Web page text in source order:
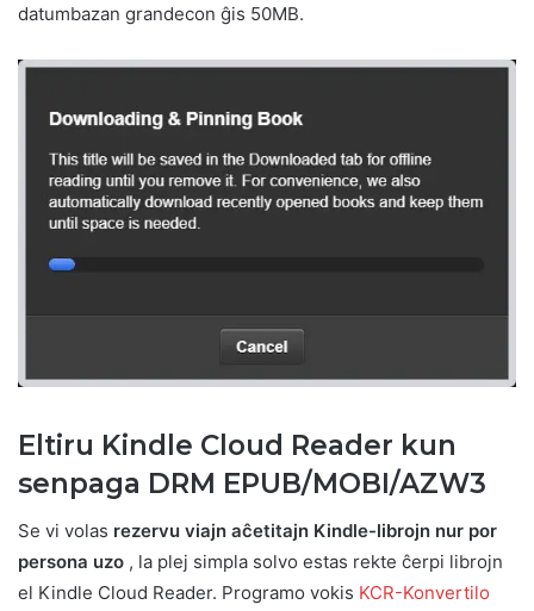
datumbazan grandecon ĝis 50MB.
Eltiru Kindle Cloud Reader kun
senpaga DRM EPUB/MOBI/AZW3
Se vi volas rezervu viajn aĉetitajn Kindle-librojn nur por
persona uzo , la plej simpla solvo estas rekte ĉerpi librojn
el Kindle Cloud Reader. Programo vokis KCR-Konvertilo